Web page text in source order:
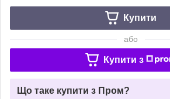
Купити
або
Купити з
Що таке купити з Пром?